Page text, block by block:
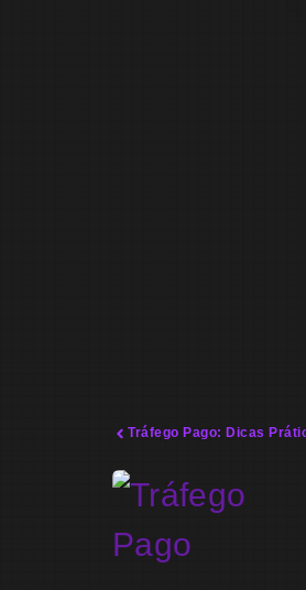
Tráfego Pago: Dicas